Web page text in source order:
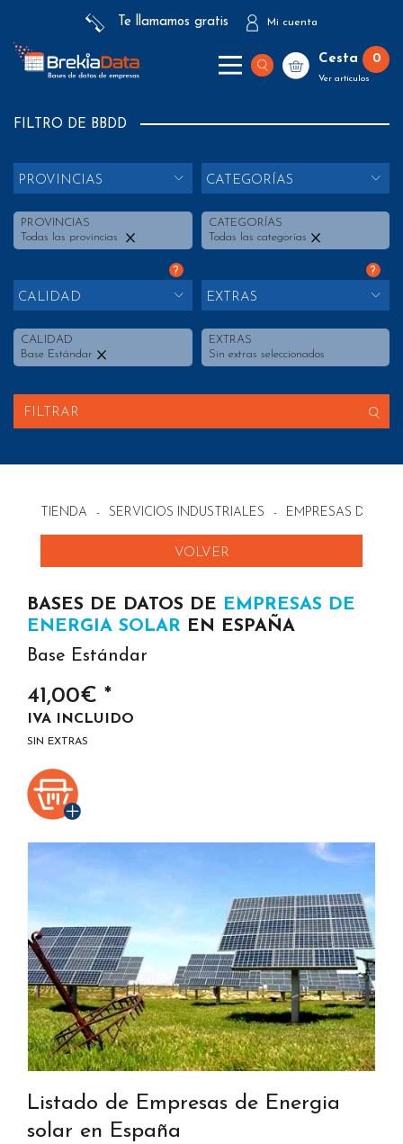
Te llamamos gratis Mi cuenta
Cesta 0
Ver artículos
FILTRO DE BBDD
PROVINCIAS
PROVINCIAS
Todas las provincias
CATEGORÍAS
CATEGORÍAS
Todas las categorías
?
CALIDAD
CALIDAD
Base Estándar
?
EXTRAS
EXTRAS
Sin extras seleccionados
FILTRAR
TIENDA - SERVICIOS INDUSTRIALES - EMPRESAS DE
VOLVER
BASES DE DATOS DE EMPRESAS DE
ENERGIA SOLAR EN ESPAÑA
Base Estándar
41,00€ *
IVA INCLUIDO
SIN EXTRAS
Listado de Empresas de Energia
solar en España